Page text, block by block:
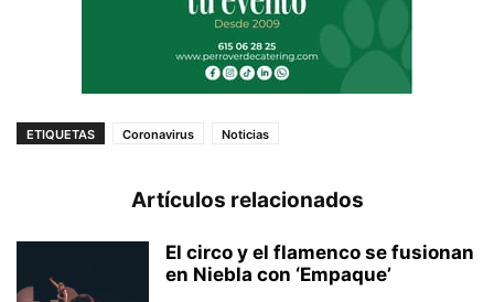
ETIQUETAS Coronavirus Noticias
Artículos relacionados
El circo y el flamenco se fusionan
en Niebla con ‘Empaque’